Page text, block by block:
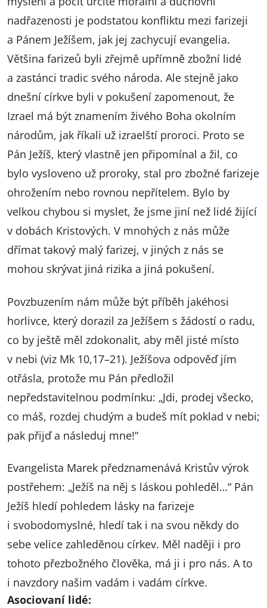
nadřazenosti je podstatou konfliktu mezi farizeji
a Pánem Ježíšem, jak jej zachycují evangelia.
Většina farizeů byli zřejmě upřímně zbožní lidé
a zastánci tradic svého národa. Ale stejně jako
dnešní církve byli v pokušení zapomenout, že
Izrael má být znamením živého Boha okolním
národům, jak říkali už izraelští proroci. Proto se
Pán Ježíš, který vlastně jen připomínal a žil, co
bylo vysloveno už proroky, stal pro zbožné farizeje
ohrožením nebo rovnou nepřítelem. Bylo by
velkou chybou si myslet, že jsme jiní než lidé žijící
v dobách Kristových. V mnohých z nás může
dřímat takový malý farizej, v jiných z nás se
mohou skrývat jiná rizika a jiná pokušení.
Povzbuzením nám může být příběh jakéhosi
horlivce, který dorazil za Ježíšem s žádostí o radu,
co by ještě měl zdokonalit, aby měl jisté místo
v nebi (viz Mk 10,17–21). Ježíšova odpověď jím
otřásla, protože mu Pán předložil
nepředstavitelnou podmínku: „Jdi, prodej všecko,
co máš, rozdej chudým a budeš mít poklad v nebi;
pak přijď a následuj mne!“
Evangelista Marek předznamenává Kristův výrok
postřehem: „Ježíš na něj s láskou pohleděl…“ Pán
Ježíš hledí pohledem lásky na farizeje
i svobodomyslné, hledí tak i na svou někdy do
sebe velice zahleděnou církev. Měl naději i pro
tohoto přezbožného člověka, má ji i pro nás. A to
i navzdory našim vadám i vadám církve.
Asociovaní lidé: